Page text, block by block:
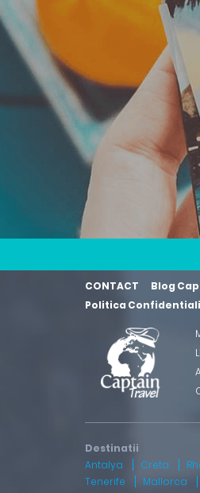
CONTACT Blog
Politica
Antalya Creta
Tenerife
Mallorca